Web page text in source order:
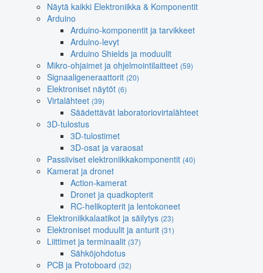
Näytä kaikki Elektroniikka & Komponentit
Arduino
Arduino-komponentit ja tarvikkeet
Arduino-levyt
Arduino Shields ja moduulit
Mikro-ohjaimet ja ohjelmointilaitteet (59)
Signaaligeneraattorit (20)
Elektroniset näytöt (6)
Virtalähteet (39)
Säädettävät laboratoriovirtalähteet
3D-tulostus
3D-tulostimet
3D-osat ja varaosat
Passiiviset elektroniikkakomponentit (40)
Kamerat ja dronet
Action-kamerat
Dronet ja quadkopterit
RC-helikopterit ja lentokoneet
Elektroniikkalaatikot ja säilytys (23)
Elektroniset moduulit ja anturit (31)
Liittimet ja terminaalit (37)
Sähköjohdotus
PCB ja Protoboard (32)